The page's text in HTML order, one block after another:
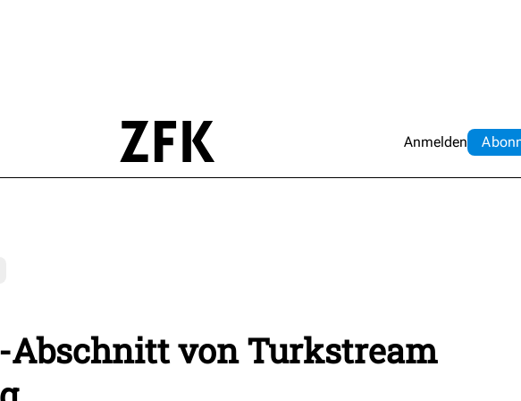
Anmelden Abo
Abschnitt von Turkstream